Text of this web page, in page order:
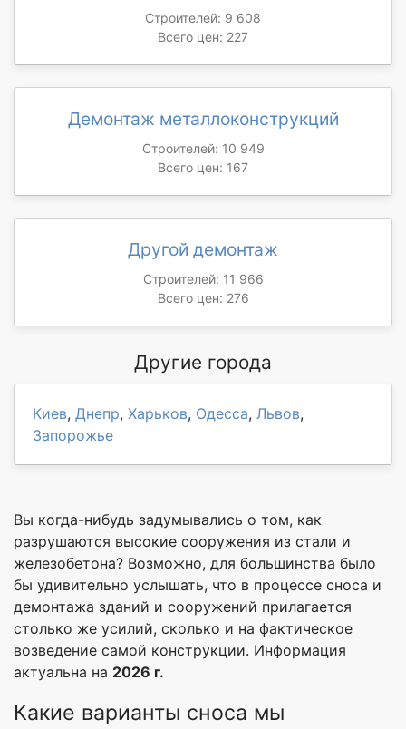
Строителей: 9 608
Всего цен: 227
Демонтаж металлоконструкций
Строителей: 10 949
Всего цен: 167
Другой демонтаж
Строителей: 11 966
Всего цен: 276
Другие города
Киев, Днепр, Харьков, Одесса, Львов,
Запорожье
Вы когда-нибудь задумывались о том, как
разрушаются высокие сооружения из стали и
железобетона? Возможно, для большинства было
бы удивительно услышать, что в процессе сноса и
демонтажа зданий и сооружений прилагается
столько же усилий, сколько и на фактическое
возведение самой конструкции. Информация
актуальна на 2026 г.
Какие варианты сноса мы